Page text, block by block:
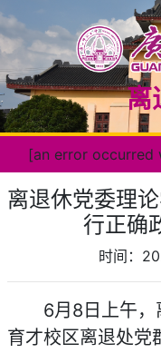
离
[an error occurred
离退休党委理
行正确
时间：
6月8日上午
育才校区离退处党